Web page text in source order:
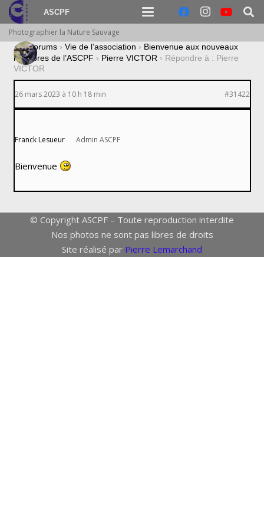
ASCPF
Photographier la Nature Sauvage
› Forums › Vie de l’association › Bienvenue aux nouveaux
membres de l’ASCPF › Pierre VICTOR › Répondre à : Pierre
VICTOR
26 mars 2023 à 10 h 18 min #31422
Franck Lesueur Admin ASCPF
Bienvenue
© Copyright ASCPF – Toute reproduction interdite
Nos photos ne sont pas libres de droits
Site réalisé par Pierre Lemarchand